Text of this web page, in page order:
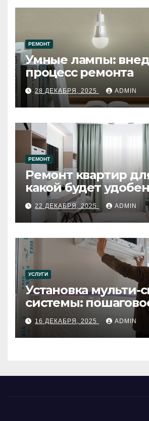
РЕМОНТ
Умные лампы:
процесс ремонта
28 ДЕКАБРЯ, 2025 ADMIN
РЕМОНТ
Ремонт квартир
какой будет удобен
22 ДЕКАБРЯ, 2025 ADMIN
УСЛУГИ
Установка мульти-
системы:
руководство
16 ДЕКАБРЯ, 2025 ADMIN